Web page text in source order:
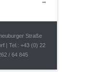
Straße
| Tel.: +43 (0) 22
/ 64 845